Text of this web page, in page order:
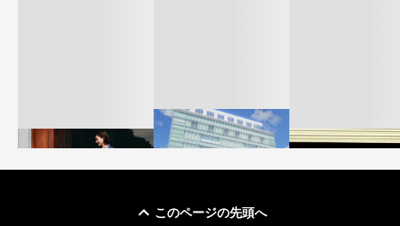
このページの先頭へ